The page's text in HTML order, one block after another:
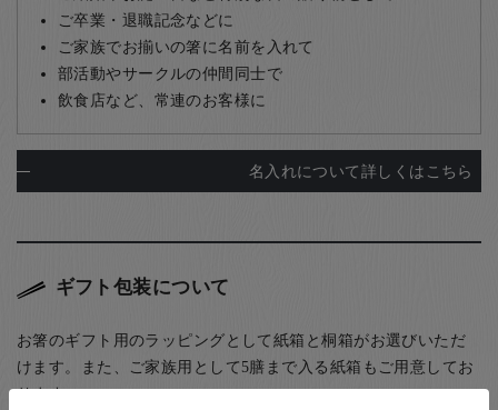
ご卒業・退職記念などに
ご家族でお揃いの箸に名前を入れて
部活動やサークルの仲間同士で
飲食店など、常連のお客様に
名入れについて詳しくはこちら
ギフト包装について
お箸のギフト用のラッピングとして紙箱と桐箱がお選びいただ
けます。また、ご家族用として5膳まで入る紙箱もご用意してお
ります。